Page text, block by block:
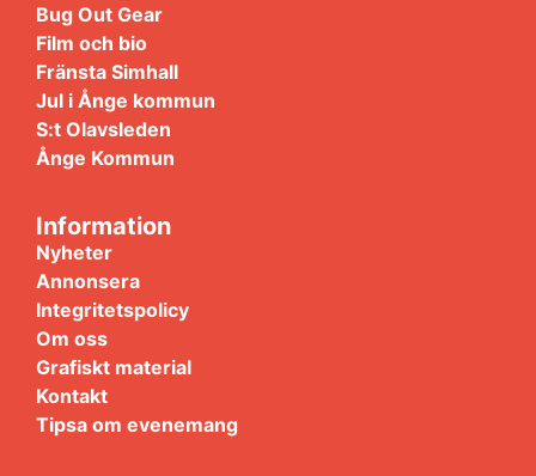
Bug Out Gear
Film och bio
Fränsta Simhall
Jul i Ånge kommun
S:t Olavsleden
Ånge Kommun
Information
Nyheter
Annonsera
Integritetspolicy
Om oss
Grafiskt material
Kontakt
Tipsa om evenemang